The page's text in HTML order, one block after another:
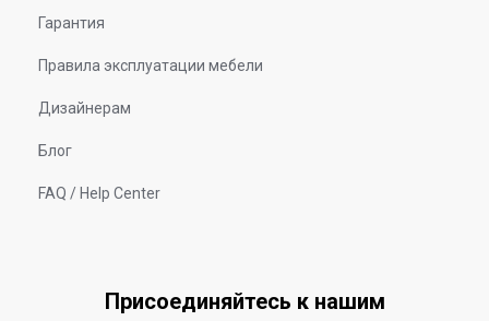
Гарантия
Правила эксплуатации мебели
Дизайнерам
Блог
FAQ / Help Center
Присоединяйтесь к нашим